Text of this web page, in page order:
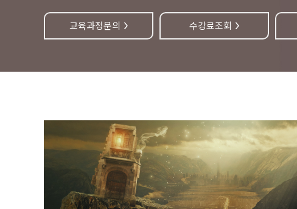
교육과정문의 > 수강료조회 >